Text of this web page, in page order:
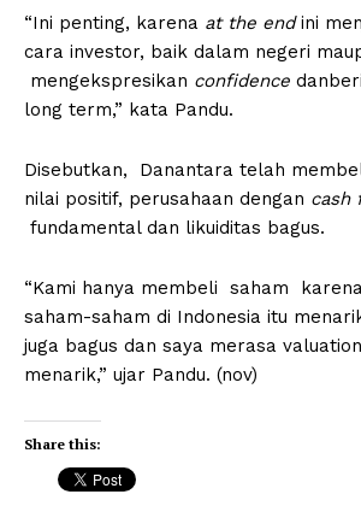
“Ini penting, karena at the endini
cara investor, baik dalam negeri
mengekspresikan confidence
long term,” kata Pandu.
Disebutkan, Danantara telah
nilai positif, perusahaan dengan cash
fundamental dan likuiditas bagus.
“Kami hanya membeli saham
saham-saham di Indonesia itu
juga bagus dan saya merasa
menarik,” ujar Pandu. (nov)
Share this: